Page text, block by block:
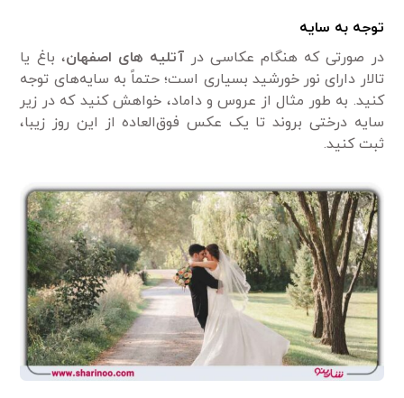
توجه به سایه
در صورتی که هنگام عکاسی در آتلیه های اصفهان، باغ یا
تالار دارای نور خورشید بسیاری است؛ حتماً به سایه‌های توجه
کنید. به طور مثال از عروس و داماد، خواهش کنید که در زیر
سایه درختی بروند تا یک عکس فوق‌العاده از این روز زیبا،
ثبت کنید.